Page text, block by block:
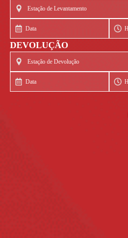
DEVOLUÇÃO